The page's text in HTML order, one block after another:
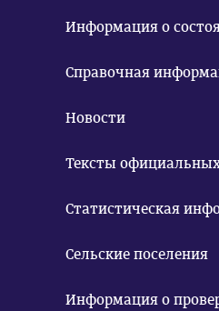
Информация о
Справочная
Новости
Тексты
Статистическая
Сельские поселения
Информация о